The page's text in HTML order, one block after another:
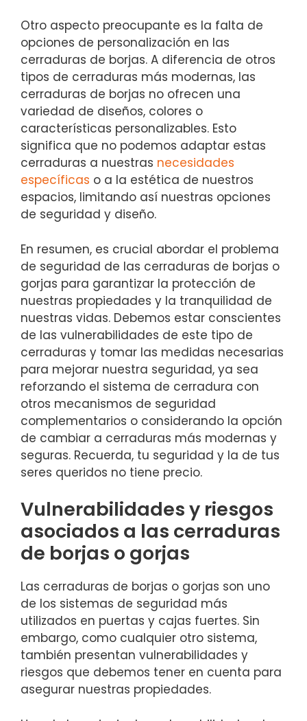
Otro aspecto ​preocupante es la falta de
opciones de personalización en ​las
cerraduras de borjas. A diferencia de otros
tipos de cerraduras más modernas, las
cerraduras de borjas no ofrecen una
variedad de diseños, colores o
‍características personalizables. ⁤Esto
significa que no podemos adaptar estas
cerraduras a nuestras necesidades
específicas o a la estética de ‍nuestros​
espacios, limitando⁢ así nuestras ⁤opciones
⁣de seguridad y diseño.
En⁣ resumen, es crucial abordar‌ el ⁢problema
de seguridad de las cerraduras de borjas ​o
gorjas⁣ para garantizar ⁤la protección de
nuestras propiedades y la⁢ tranquilidad de
nuestras vidas. Debemos estar conscientes
de las ‌vulnerabilidades de este tipo de
cerraduras y ⁢tomar las medidas necesarias⁣
para mejorar nuestra seguridad, ya sea
reforzando el sistema de cerradura con
otros mecanismos de seguridad
complementarios ⁤o considerando ​la opción
‌de​ cambiar a cerraduras​ más modernas‍ y
⁣seguras. Recuerda, tu seguridad y la de tus
seres queridos no tiene precio.
Vulnerabilidades y riesgos
asociados a las cerraduras
de borjas ⁣o gorjas
Las cerraduras de borjas o⁢ gorjas son uno
de los ⁤sistemas de​ seguridad más‍
utilizados​ en puertas y cajas fuertes. Sin
embargo, como cualquier otro sistema,
también presentan vulnerabilidades y
riesgos que debemos tener en cuenta para
asegurar ‍nuestras propiedades.